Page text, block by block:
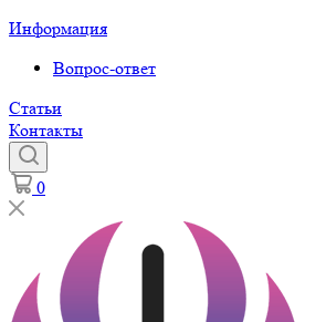
Информация
Вопрос-ответ
Статьи
Контакты
0